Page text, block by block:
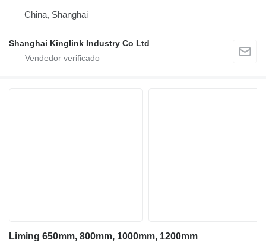
China, Shanghai
Shanghai Kinglink Industry Co Ltd
Liming 650mm, 800mm, 1000mm, 1200mm